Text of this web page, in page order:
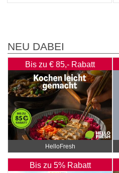
NEU DABEI
Bis zu € 85,- Rabatt
HelloFresh
Bis zu 5% Rabatt